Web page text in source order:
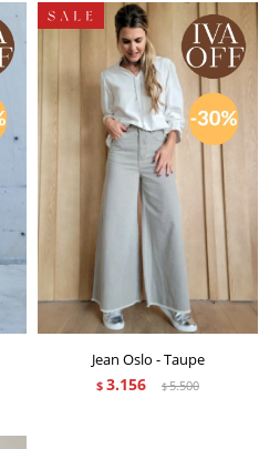
Jean Oslo - Taupe
$ 3.156 $5.500